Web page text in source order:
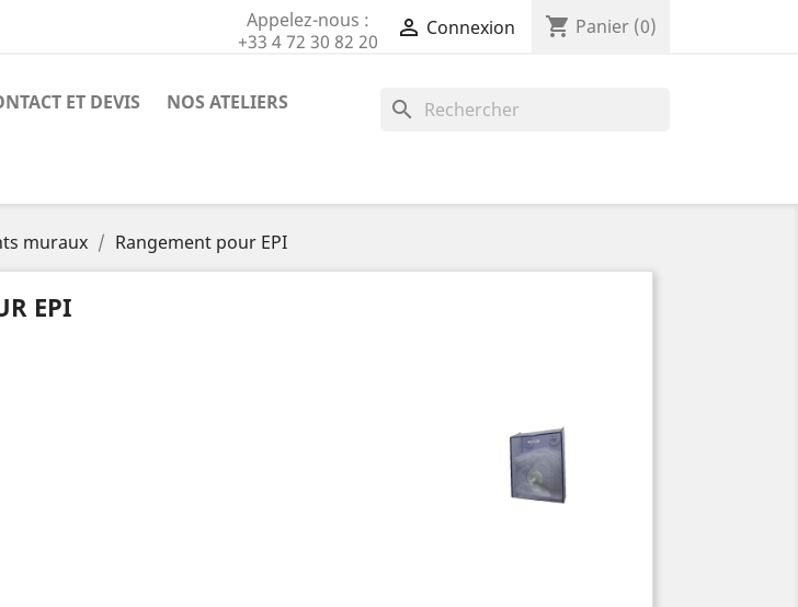
Appelez-nous :
+33 4 72 30 82 20
 Connexion shopping_cart Panier (0)
ET DEVIS NOS ATELIERS search
muraux Rangement pour EPI
EPI